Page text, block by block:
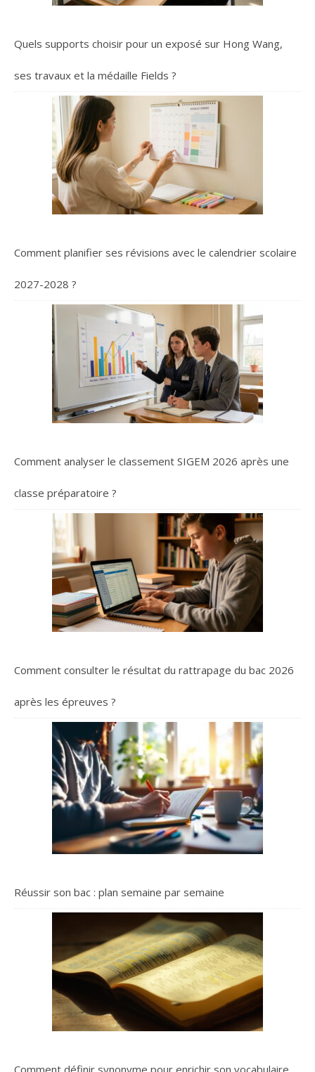
Quels supports choisir pour un exposé sur Hong Wang,
ses travaux et la médaille Fields ?
Comment planifier ses révisions avec le calendrier scolaire
2027-2028 ?
Comment analyser le classement SIGEM 2026 après une
classe préparatoire ?
Comment consulter le résultat du rattrapage du bac 2026
après les épreuves ?
Réussir son bac : plan semaine par semaine
Comment définir synonyme pour enrichir son vocabulaire